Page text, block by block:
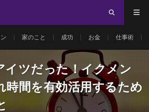
家のこと 成功 お金 仕事術
イツだった！イクメン
時間を有効活用するため